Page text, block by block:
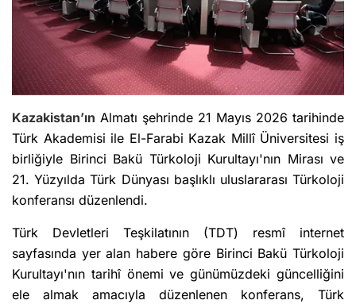
Kazakistan’ın Almatı şehrinde 21 Mayıs 2026 tarihinde
Türk Akademisi ile El-Farabi Kazak Millî Üniversitesi iş
birliğiyle Birinci Bakü Türkoloji Kurultayı'nın Mirası ve
21. Yüzyılda Türk Dünyası başlıklı uluslararası Türkoloji
konferansı düzenlendi.
Türk Devletleri Teşkilatının (TDT) resmî internet
sayfasında yer alan habere göre Birinci Bakü Türkoloji
Kurultayı'nın tarihî önemi ve günümüzdeki güncelliğini
ele almak amacıyla düzenlenen konferans, Türk